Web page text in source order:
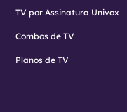
TV por Assinatura Univox
Combos de TV
Planos de TV